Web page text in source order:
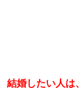
結婚したい人は、